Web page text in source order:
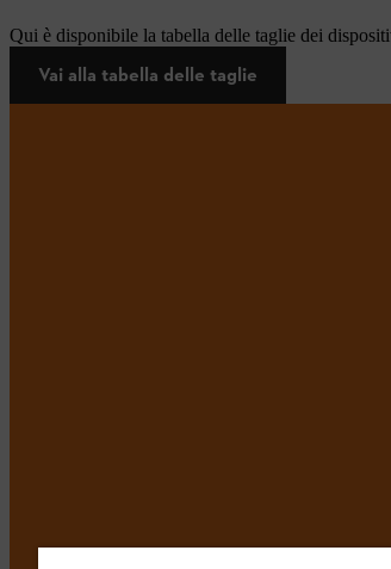
Qui è disponibile la tabella delle taglie dei
Vai alla tabella delle taglie